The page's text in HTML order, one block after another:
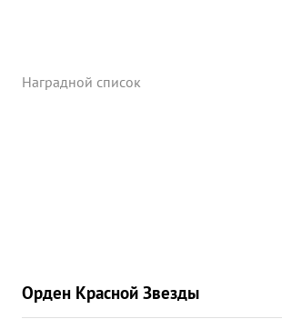
Наградной список
Орден Красной Звезды